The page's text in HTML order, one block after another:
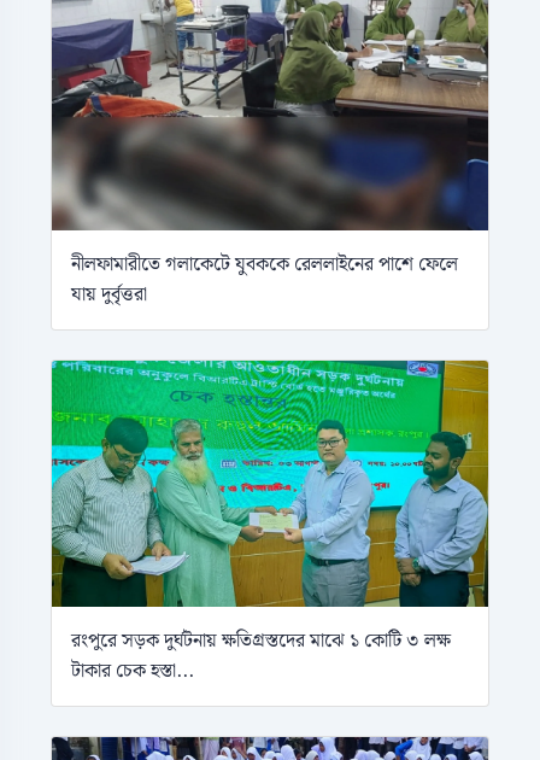
নীলফামারীতে গলাকেটে যুবককে রেললাইনের পাশে ফেলে
যায় দুর্বৃত্তরা
রংপুরে সড়ক দুর্ঘটনায় ক্ষতিগ্রস্তদের মাঝে ১ কোটি ৩ লক্ষ
টাকার চেক হস্তা...